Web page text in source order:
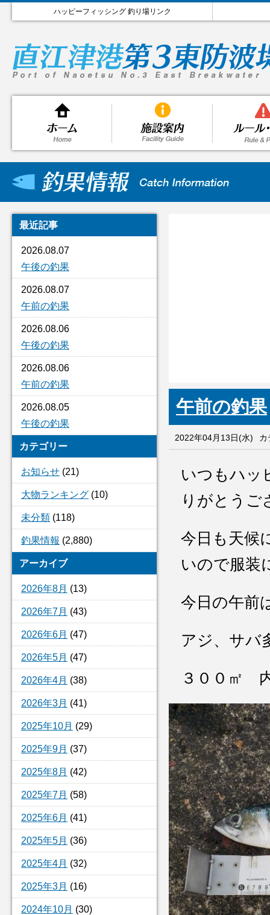
ハッピーフィッシング 釣り場リンク
最近記事
2026.08.07
午後の釣果
2026.08.07
午前の釣果
2026.08.06
午後の釣果
2026.08.06
午前の釣果
2026.08.05
午後の釣果
カテゴリー
お知らせ (21)
大物ランキング (10)
未分類 (118)
釣果情報 (2,880)
アーカイブ
2026年8月 (13)
2026年7月 (43)
2026年6月 (47)
2026年5月 (47)
2026年4月 (38)
2026年3月 (41)
2025年10月 (29)
2025年9月 (37)
2025年8月 (42)
2025年7月 (58)
2025年6月 (41)
2025年5月 (36)
2025年4月 (32)
2025年3月 (16)
2024年10月 (30)
午前の釣果
2022年04月13日(水) カ
いつもハッ
りがとうご
今日も天候
いので服装
今日の午前
アジ、サバ
３００㎡